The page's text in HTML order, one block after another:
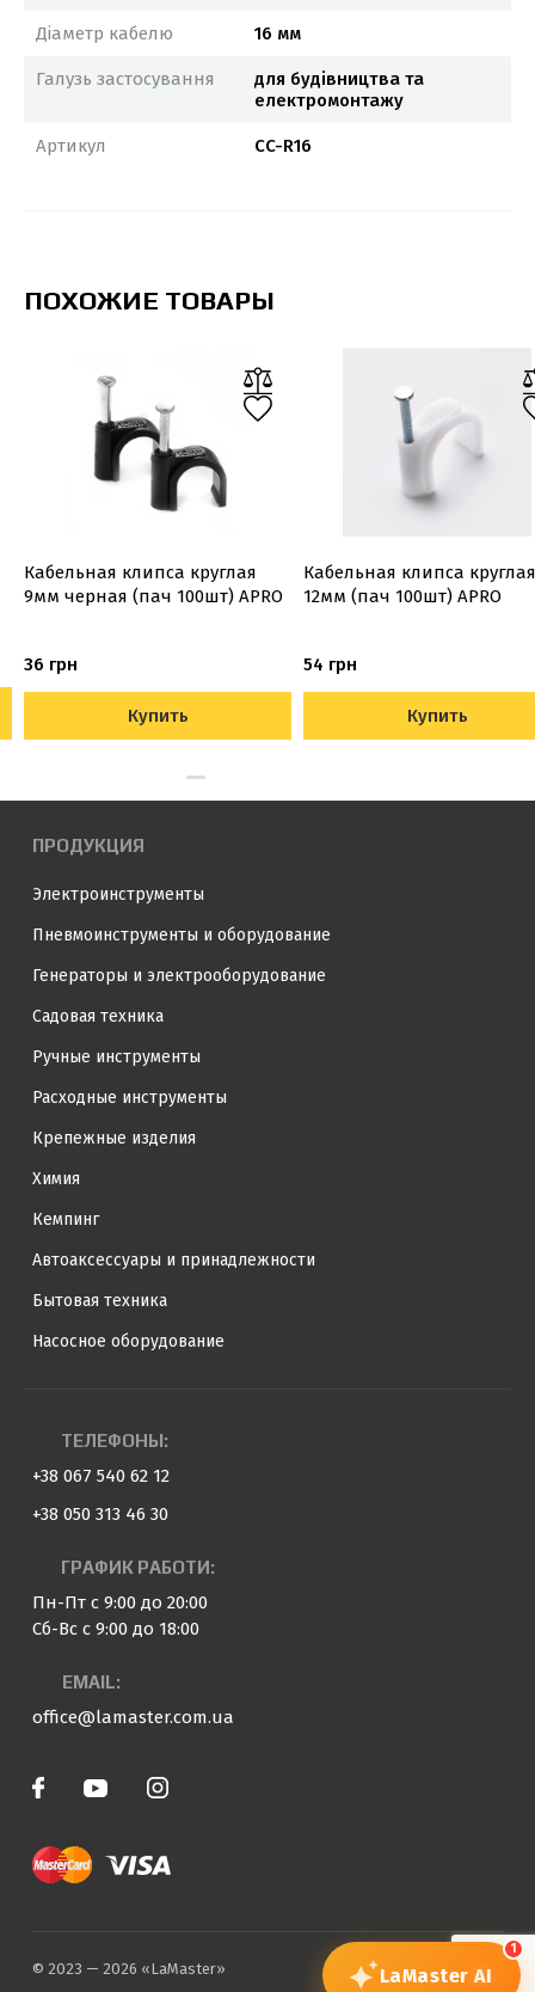
Діаметр кабелю 16 мм
Галузь застосування
для будівництва та
електромонтажу
Артикул CC-R16
ПОХОЖИЕ ТОВАРЫ
Кабельная клипса круглая
9мм черная (пач 100шт) APRO
36 грн
Купить
Кабельная клипса круглая
12мм (пач 100шт) APRO
54 грн
Купить
© 2023 — 2026 «LaMaster»
ПРОДУКЦИЯ
Электроинструменты
Пневмоинструменты и оборудование
Генераторы и электрооборудование
Садовая техника
Ручные инструменты
Расходные инструменты
Крепежные изделия
Химия
Кемпинг
Автоаксессуары и принадлежности
Бытовая техника
Насосное оборудование
ТЕЛЕФОНЫ:
+38 067 540 62 12
+38 050 313 46 30
ГРАФИК РАБОТИ:
Пн-Пт с 9:00 до 20:00
Сб-Вс с 9:00 до 18:00
EMAIL:
office@lamaster.com.ua
1
LaMaster AI